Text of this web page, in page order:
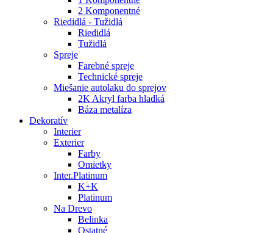
2 Komponentné
Riedidlá - Tužidlá
Riedidlá
Tužidlá
Spreje
Farebné spreje
Technické spreje
Miešanie autolaku do sprejov
2K Akryl farba hladká
Báza metalíza
Dekoratív
Interier
Exterier
Farby
Omietky
Inter.Platinum
K+K
Platinum
Na Drevo
Belinka
Ostatné